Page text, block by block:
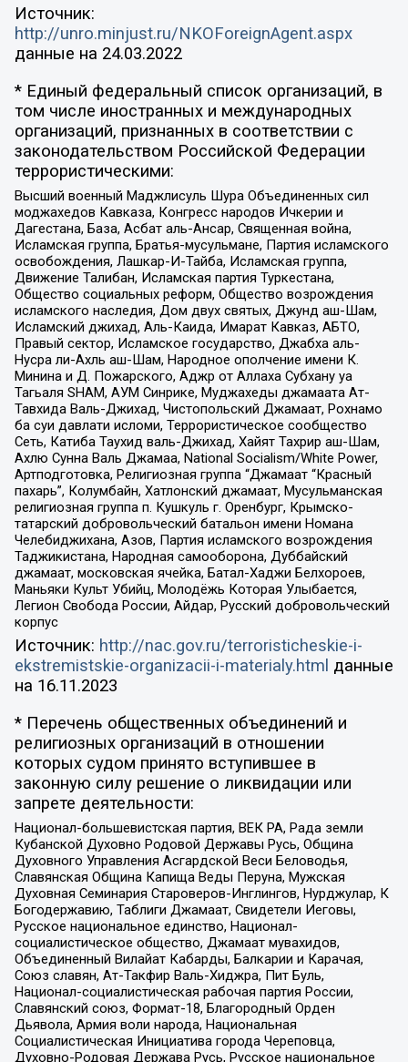
Источник:
http://unro.minjust.ru/NKOForeignAgent.aspx
данные на 24.03.2022
* Единый федеральный список организаций, в
том числе иностранных и международных
организаций, признанных в соответствии с
законодательством Российской Федерации
террористическими:
Высший военный Маджлисуль Шура Объединенных сил
моджахедов Кавказа, Конгресс народов Ичкерии и
Дагестана, База, Асбат аль-Ансар, Священная война,
Исламская группа, Братья-мусульмане, Партия исламского
освобождения, Лашкар-И-Тайба, Исламская группа,
Движение Талибан, Исламская партия Туркестана,
Общество социальных реформ, Общество возрождения
исламского наследия, Дом двух святых, Джунд аш-Шам,
Исламский джихад, Аль-Каида, Имарат Кавказ, АБТО,
Правый сектор, Исламское государство, Джабха аль-
Нусра ли-Ахль аш-Шам, Народное ополчение имени К.
Минина и Д. Пожарского, Аджр от Аллаха Субхану уа
Тагьаля SHAM, АУМ Синрике, Муджахеды джамаата Ат-
Тавхида Валь-Джихад, Чистопольский Джамаат, Рохнамо
ба суи давлати исломи, Террористическое сообщество
Сеть, Катиба Таухид валь-Джихад, Хайят Тахрир аш-Шам,
Ахлю Сунна Валь Джамаа, National Socialism/White Power,
Артподготовка, Религиозная группа “Джамаат “Красный
пахарь”, Колумбайн, Хатлонский джамаат, Мусульманская
религиозная группа п. Кушкуль г. Оренбург, Крымско-
татарский добровольческий батальон имени Номана
Челебиджихана, Азов, Партия исламского возрождения
Таджикистана, Народная самооборона, Дуббайский
джамаат, московская ячейка, Батал-Хаджи Белхороев,
Маньяки Культ Убийц, Молодёжь Которая Улыбается,
Легион Свобода России, Айдар, Русский добровольческий
корпус
Источник: http://nac.gov.ru/terroristicheskie-i-
ekstremistskie-organizacii-i-materialy.html данные
на 16.11.2023
* Перечень общественных объединений и
религиозных организаций в отношении
которых судом принято вступившее в
законную силу решение о ликвидации или
запрете деятельности:
Национал-большевистская партия, ВЕК РА, Рада земли
Кубанской Духовно Родовой Державы Русь, Община
Духовного Управления Асгардской Веси Беловодья,
Славянская Община Капища Веды Перуна, Мужская
Духовная Семинария Староверов-Инглингов, Нурджулар, К
Богодержавию, Таблиги Джамаат, Свидетели Иеговы,
Русское национальное единство, Национал-
социалистическое общество, Джамаат мувахидов,
Объединенный Вилайат Кабарды, Балкарии и Карачая,
Союз славян, Ат-Такфир Валь-Хиджра, Пит Буль,
Национал-социалистическая рабочая партия России,
Славянский союз, Формат-18, Благородный Орден
Дьявола, Армия воли народа, Национальная
Социалистическая Инициатива города Череповца,
Духовно-Родовая Держава Русь, Русское национальное